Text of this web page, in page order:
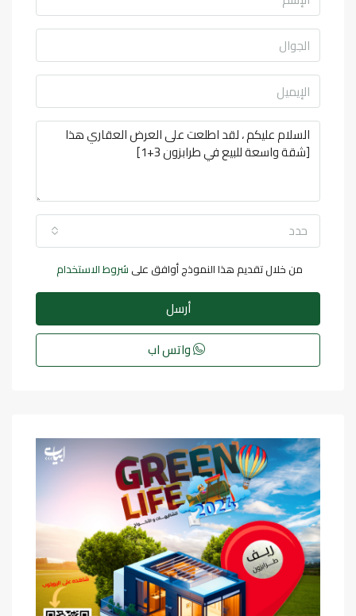
حدد
من خلال تقديم هذا النموذج أوافق على شروط الاستخدام
أرسل
واتس اب